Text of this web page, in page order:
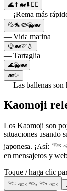
🌊⬆🐋⬇🚣‍♂️
— ¡Rema más
💦🐬🐟🐳🐋
— Vida marina
😉🐋🏹💧
— Tartaglia
🌊🐳🐋
🐋✨
— Las ballenas son
Kaomoji
Los Kaomoji son
situaciones usando
japonesa. ¡Así:
en mensajeros y
Toque / haga clic
𓆝 𓆟 𓆞 𓆝 𓆟